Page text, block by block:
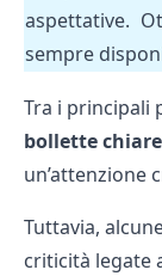
aspettative.
sempre
Tra i principali
bollette chiare
un’attenzione
Tuttavia,
criticità legate